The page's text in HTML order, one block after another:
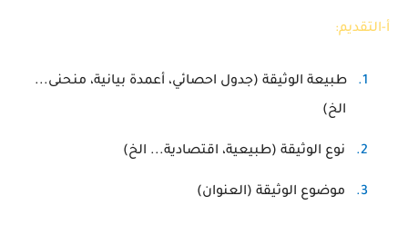
أ-التقديم:
1.
طبيعة الوثيقة (جدول احصائي، أعمدة بيانية، منحنى...
الخ)
2. نوع الوثيقة (طبيعية، اقتصادية... الخ)
3. موضوع الوثيقة (العنوان)